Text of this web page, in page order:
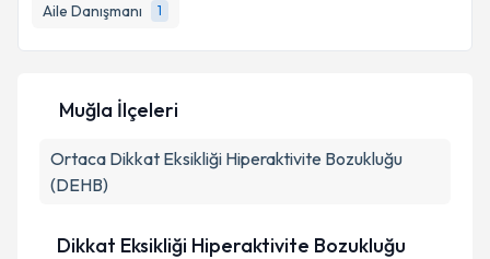
Aile Danışmanı
1
Muğla İlçeleri
Ortaca Dikkat Eksikliği Hiperaktivite Bozukluğu
(DEHB)
Dikkat Eksikliği Hiperaktivite Bozukluğu